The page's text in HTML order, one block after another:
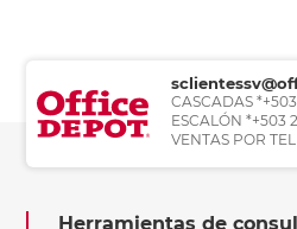
CASCADAS
ESCALÓN *+503
VENTAS POR
Herramientas de